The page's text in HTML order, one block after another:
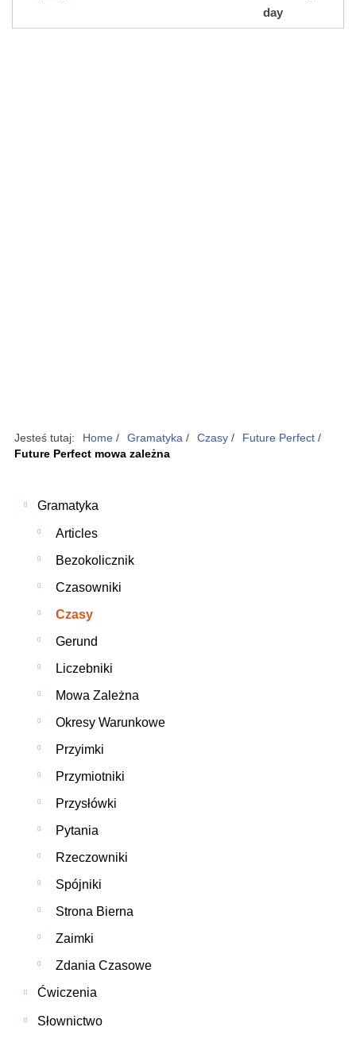
day
Jesteś tutaj: Home / Gramatyka / Czasy / Future Perfect /
Future Perfect mowa zależna
Gramatyka
Articles
Bezokolicznik
Czasowniki
Czasy
Gerund
Liczebniki
Mowa Zależna
Okresy Warunkowe
Przyimki
Przymiotniki
Przysłówki
Pytania
Rzeczowniki
Spójniki
Strona Bierna
Zaimki
Zdania Czasowe
Ćwiczenia
Słownictwo